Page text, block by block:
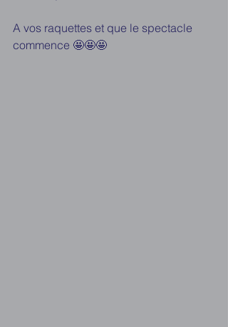
A vos raquettes et que le spectacle
commence 🤩🤩🤩